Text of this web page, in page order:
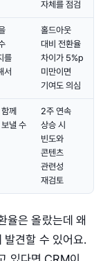
자체를 점검
를
서
홀드아웃
대비 전환율
차이가 5%p
미만이면
기여도 의심
께
낼 수
2주 연속
상승 시
빈도와
콘텐츠
관련성
재검토
율은 올랐는데 왜
견할 수 있어요.